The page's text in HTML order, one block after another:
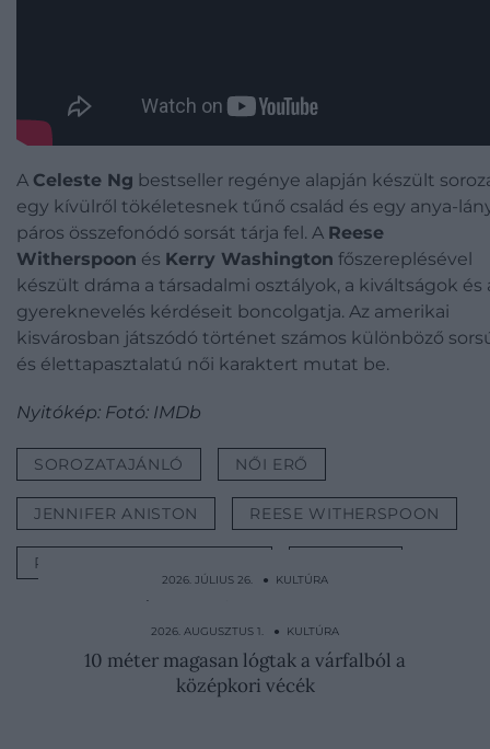
A Celeste Ng bestseller regénye alapján készült
egy kívülről tökéletesnek tűnő család és egy anya-
páros összefonódó sorsát tárja fel. A Reese
Witherspoon és Kerry Washington főszereplésével
készült dráma a társadalmi osztályok, a kiváltságok és
gyereknevelés kérdéseit boncolgatja. Az amerikai
kisvárosban játszódó történet számos különböző
és élettapasztalatú női karaktert mutat be.
Nyitókép: Fotó: IMDb
SOROZATAJÁNLÓ NŐI ERŐ
JENNIFER ANISTON REESE WITHERSPOON
PHOEBE WALLER-BRIDGE
2026. JÚLIUS 26. ● KULTÚRA
Férje bezárta és erőszakkal kényszerítette
írásra, később…
2026. AUGUSZTUS 1. ● KULTÚRA
10 méter magasan lógtak a várfalból a
középkori vécék